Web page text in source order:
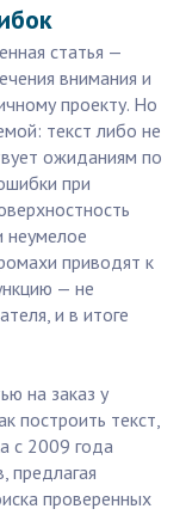
статья —
внимания и
проекту. Но
текст либо не
ожиданиям по
при
неумелое
приводят к
— не
и в итоге
на заказ у
построить текст,
с 2009 года
предлагая
проверенных